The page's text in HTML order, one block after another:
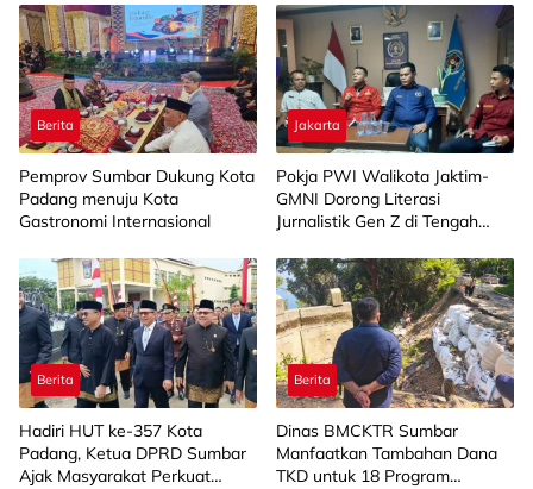
Limapuluh Kota
Berita
Pemprov Sumbar Dukung Kota
Padang menuju Kota
Gastronomi Internasional
Jakarta
Pokja PWI Walikota Jaktim-
GMNI Dorong Literasi
Jurnalistik Gen Z di Tengah
Berita
Hadiri HUT ke-357 Kota
Padang, Ketua DPRD Sumbar
Ajak Masyarakat Perkuat
Berita
Dinas BMCKTR Sumbar
Manfaatkan Tambahan Dana
TKD untuk 18 Program